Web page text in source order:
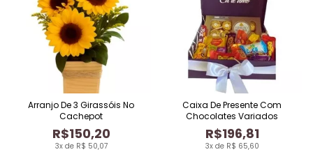
3x de R$ 50,07
R$150,20
Arranjo De 3 Girassóis No
Cachepot
3x de R$ 65,60
R$196,81
Caixa De Presente Com
Chocolates Variados